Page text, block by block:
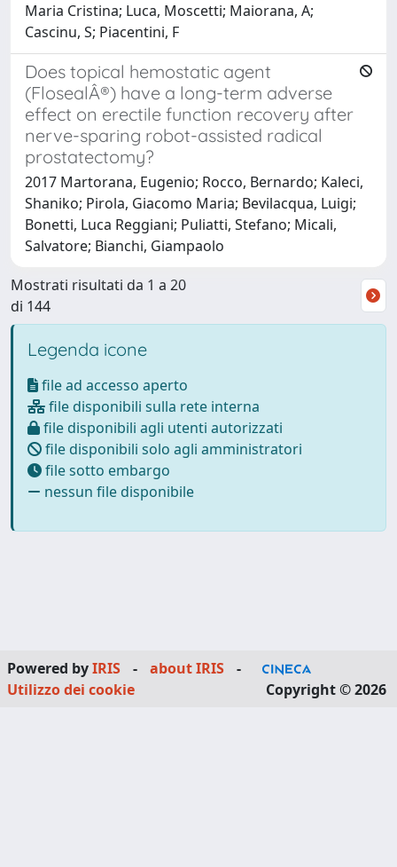
Maria Cristina; Luca, Moscetti; Maiorana, A;
Cascinu, S; Piacentini, F
Does topical hemostatic agent
(FlosealÂ®) have a long-term adverse
effect on erectile function recovery after
nerve-sparing robot-assisted radical
prostatectomy?
2017 Martorana, Eugenio; Rocco, Bernardo; Kaleci,
Shaniko; Pirola, Giacomo Maria; Bevilacqua, Luigi;
Bonetti, Luca Reggiani; Puliatti, Stefano; Micali,
Salvatore; Bianchi, Giampaolo
Mostrati risultati da 1 a 20
di 144
Legenda icone
file ad accesso aperto
file disponibili sulla rete interna
file disponibili agli utenti autorizzati
file disponibili solo agli amministratori
file sotto embargo
nessun file disponibile
Powered byIRIS - about IRIS
-
Utilizzo dei cookie
Copyright © 2026